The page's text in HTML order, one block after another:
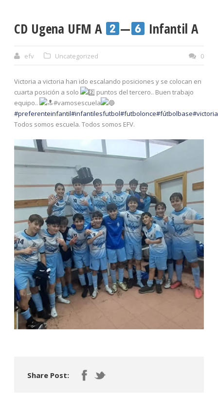
CD Ugena UFM A — Infantil A
efv Uncategorized 0
Victoria a victoria han ido escalando posiciones y se colocan en
cuarta posición a solo
puntos del tercero.. Buen trabajo
equipo..
#vamosescuela
#preferenteinfantil#infantilesfutbol#futbolonce#fútbolbase
Todos somos escuela. Todos somos EFV.
Share Post: